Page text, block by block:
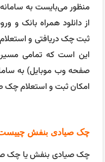
منظور می‌بایست به
از دانلود همراه بانک و
ثبت چک دریافتی و استعلام
این است که تمامی
صفحه وب موبایل) به
امکان ثبت و استعلام چک
چک صیادی بنفش چییست
چک صیادی بنفش یا چک